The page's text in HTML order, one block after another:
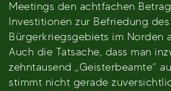
Meetings den achtfachen
Investitionen zur Befriedung des
Bürgerkriegsgebiets im Norden
Auch die Tatsache, dass man
zehntausend „Geisterbeamte“
stimmt nicht gerade